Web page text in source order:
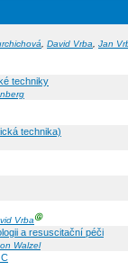
, David Vrba, Jan
techniky
technika)
VrbaⒼ
a resuscitační péči
Walzel